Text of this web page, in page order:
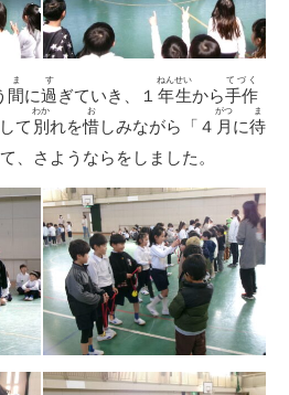
間
ま
に過
す
ぎていき、１ 年生
ねんせい
から手作
てづく
て 別
わか
れを惜
お
しみながら「４ 月
がつ
に待
ま
、さようならをしました。